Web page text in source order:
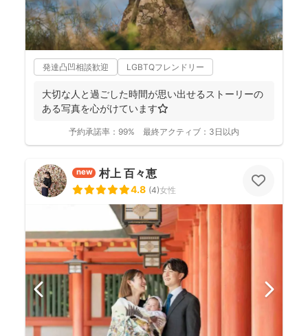
発達凸凹相談歓迎 LGBTQフレンドリー
大切な人と過ごした時間が思い出せるストーリーの
ある写真を心がけています⭐️
予約承諾率： 99% 最終アクティブ： 3日以内
new 村上 百々恵
4.8 (4)女性